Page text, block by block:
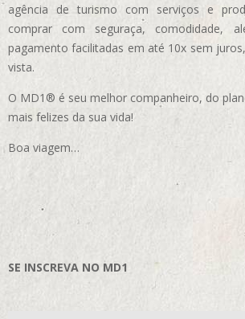
agência de turismo com serviços e
comprar com seguraça, comodidade,
pagamento facilitadas em até 10x sem
vista.
O MD1® é seu melhor companheiro, do
mais felizes da sua vida!
Boa viagem…
SE INSCREVA NO MD1